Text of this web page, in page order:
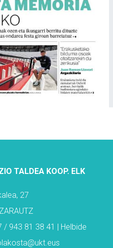
TALDEA KOOP. ELK
27
/ 943 81 38 41 | Helbide